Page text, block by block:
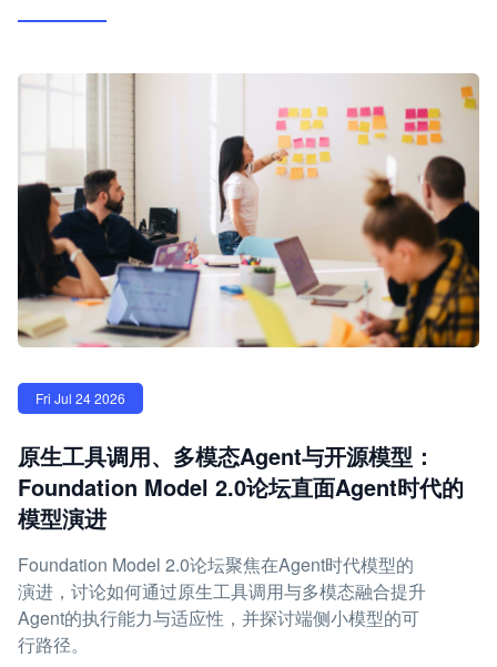
Fri Jul 24 2026
原生工具调用、多模态Agent与开源模型：
Foundation Model 2.0论坛直面Agent时代的
模型演进
Foundation Model 2.0论坛聚焦在Agent时代模型的
演进，讨论如何通过原生工具调用与多模态融合提升
Agent的执行能力与适应性，并探讨端侧小模型的可
行路径。